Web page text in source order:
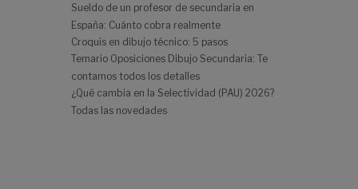
Sueldo de un profesor de secundaria en
España: Cuánto cobra realmente
Croquis en dibujo técnico: 5 pasos
Temario Oposiciones Dibujo Secundaria: Te
contamos todos los detalles
¿Qué cambia en la Selectividad (PAU) 2026?
Todas las novedades